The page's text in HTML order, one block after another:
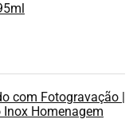
com Fotogravação |
Inox Homenagem